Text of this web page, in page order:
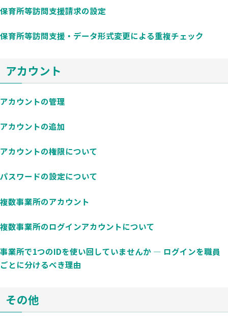
保育所等訪問支援請求の設定
保育所等訪問支援・データ形式変更による重複チェック
アカウント
アカウントの管理
アカウントの追加
アカウントの権限について
パスワードの設定について
複数事業所のアカウント
複数事業所のログインアカウントについて
事業所で1つのIDを使い回していませんか — ログインを職員
ごとに分けるべき理由
その他